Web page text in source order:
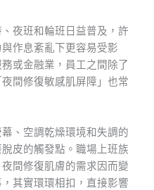
夜班和輪班日益普及，許
作息紊亂下更容易受影
或金融業，員工之間除了
間修復敏感肌屏障」也常
、空調乾燥環境和失調的
皮的觸發點。職場上班族
間修復肌膚的需求因而變
其實環環相扣，直接影響